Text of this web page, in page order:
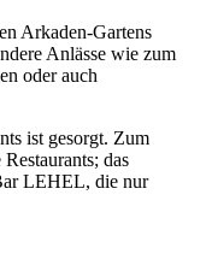
Arkaden-Gartens
Anlässe wie zum
oder auch
ist gesorgt. Zum
das
LEHEL, die nur